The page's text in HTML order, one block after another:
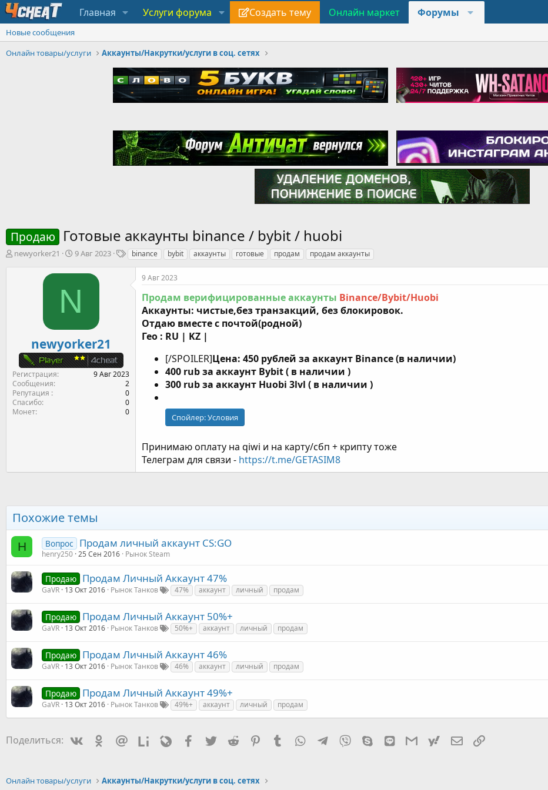
Главная Услуги форума Создать тему Онлайн маркет Форумы
Новые сообщения
Онлайн товары/услуги
Аккаунты/Накрутки/услуги в соц. сетях
Продаю Готовые аккаунты binance / bybit / huobi
А
newyorker21
Д
т
а
ч
л
а
9 Авг 2023
Тbinance bybit аккаунты готовые продам продам аккаунты
N
newyorker21
Регистрация
9 Авг 2023
Сообщения
2
Репутация
0
Спасибо
0
Монет
0
9 Авг 2023
Продам верифицированные аккаунты Binance/Bybit/Huobi
Аккаунты: чистые,без транзакций, без блокировок.
Отдаю вместе с почтой(родной)
Гео : RU | KZ |
[/SPOILER]Цена: 450 рублей за аккаунт Binance (в наличии)
400 rub за аккаунт Bybit ( в наличии )
300 rub за аккаунт Huobi 3lvl ( в наличии )
Спойлер:Условия
Принимаю оплату на qiwi и на карту/сбп + крипту тоже
Телеграм для связи - https://t.me/GETASIM8
Похожие темы
H Вопрос Продам личный аккаунт СS:GO
henry250 25 Сен 2016 Рынок Steam
Продаю Продам Личный Аккаунт 47%
GaVR 13 Окт 2016 Рынок Танков 47% аккаунт личный продам
Продаю Продам Личный Аккаунт 50%+
GaVR 13 Окт 2016 Рынок Танков 50%+ аккаунт личный продам
Продаю Продам Личный Аккаунт 46%
GaVR 13 Окт 2016 Рынок Танков 46% аккаунт личный продам
Продаю Продам Личный Аккаунт 49%+
GaVR 13 Окт 2016 Рынок Танков 49%+ аккаунт личный продам
Поделиться: VkontakteOdnoklassniki
Mail.ruLiveinternetLivejournalFacebook
Twitter Reddit Pinterest
Tumblr WhatsAppTelegram
Viber Skype LineGmailyahoomailЭлектронная почта
Онлайн товары/услуги Аккаунты/Накрутки/услуги в соц. сетях